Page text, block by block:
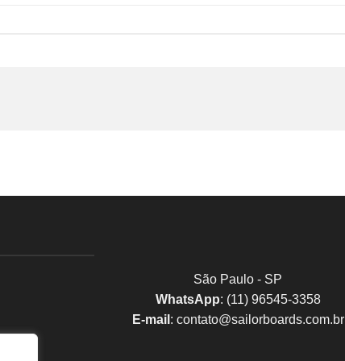
São Paulo - SP
WhatsApp: (11) 96545-3358
E-mail : contato@sailorboards.com.br